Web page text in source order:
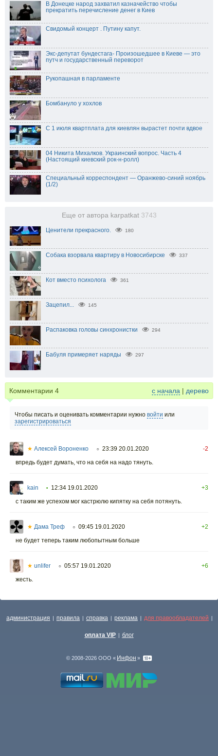
В Донецке народ захватил казначейство чтобы
прекратить перечисление денег в Киев
Свидомый концерт . Путину капут.
Экс-депутат бундестага- Произошедшее в Киеве — это
путч и государственный переворот
Рукопашная в парламенте
Бомбануло у хохлов
С 1 июля квартплата для киевлян вырастет почти вдвое
04 Никита Михалков. Украинский вопрос. Часть 4
(Настоящий киевский рок-н-ролл)
Специальный корреспондент — Оранжево-синий ноябрь
(1/2)
Еще от автора karpatkat 3743
Ценители прекрасного. 180
Собака взорвала квартиру в Новосибирске 337
Кот вместо психолога 361
Зацепил... 145
Распаковка головы синхронистки 294
Бабуля примеряет наряды 297
Комментарии 4 с начала | дерево
Чтобы писать и оценивать комментарии нужно войти или
зарегистрироваться
★ Алексей Вороненко ○ 23:39 20.01.2020
-2
впредь будет думать, что на себя на надо тянуть.
kain • 12:34 19.01.2020
+3
с таким же успехом мог кастрюлю кипятку на себя потянуть.
★ Дама Треф ○ 09:45 19.01.2020
+2
не будет теперь таким любопытным больше
★ unlifer ○ 05:57 19.01.2020
+6
жесть.
администрация | правила | справка | реклама | для правообладателей |
оплата VIP | блог
© 2008-2026 ООО « Инфон »